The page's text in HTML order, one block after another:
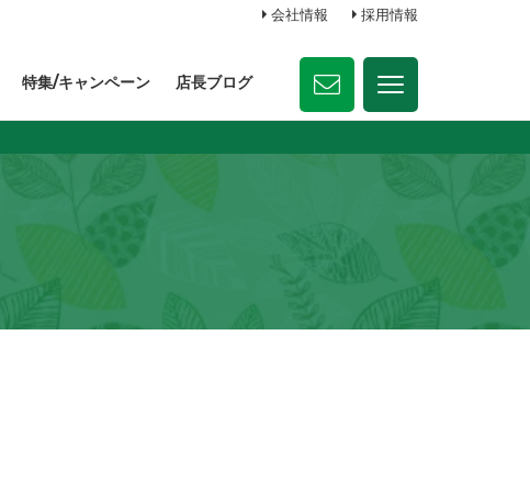
会社情報 採用情報
特集/キャンペーン 店長ブログ